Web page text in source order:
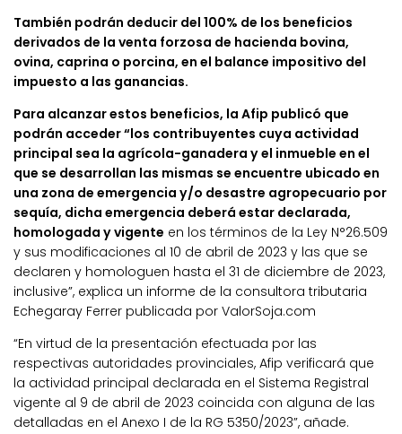
También podrán deducir del 100% de los beneficios
derivados de la venta forzosa de hacienda bovina,
ovina, caprina o porcina, en el balance impositivo del
impuesto a las ganancias.
Para alcanzar estos beneficios, la Afip publicó que
podrán acceder “los contribuyentes cuya actividad
principal sea la agrícola-ganadera y el inmueble en el
que se desarrollan las mismas se encuentre ubicado en
una zona de emergencia y/o desastre agropecuario por
sequía, dicha emergencia deberá estar declarada,
homologada y vigente en los términos de la Ley N°26.509
y sus modificaciones al 10 de abril de 2023 y las que se
declaren y homologuen hasta el 31 de diciembre de 2023,
inclusive”, explica un informe de la consultora tributaria
Echegaray Ferrer publicada por ValorSoja.com
“En virtud de la presentación efectuada por las
respectivas autoridades provinciales, Afip verificará que
la actividad principal declarada en el Sistema Registral
vigente al 9 de abril de 2023 coincida con alguna de las
detalladas en el Anexo I de la RG 5350/2023”, añade.